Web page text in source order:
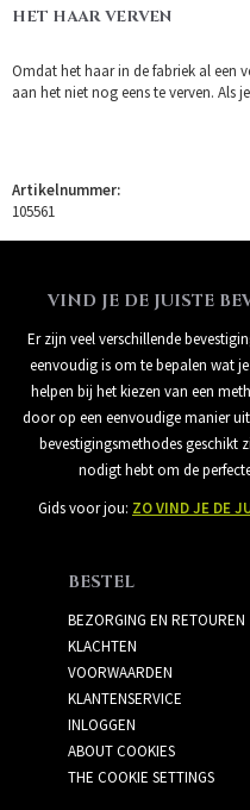
HET HAAR VERVEN
Omdat het haar in de fabriek al een
aan het niet nog eens te verven. Als
Artikelnummer:
105561
VIND JE DE JUISTE
Er zijn veel verschillende
eenvoudig is om te bepalen wat
helpen bij het kiezen van een
door op een eenvoudige manier
bevestigingsmethodes geschikt
nodigt hebt om de
Gids voor jou: ZO VIND JE DE
BESTEL
BEZORGING EN RETOUREN
KLACHTEN
VOORWAARDEN
KLANTENSERVICE
INLOGGEN
ABOUT COOKIES
THE COOKIE SETTINGS